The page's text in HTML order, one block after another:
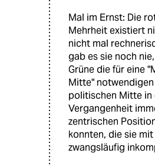
Mal im Ernst: Die
Mehrheit existiert
nicht mal
gab es sie noch
Grüne die für eine
Mitte"
politischen Mitte in
Vergangenheit
zentrischen
konnten, die sie
zwangsläufig